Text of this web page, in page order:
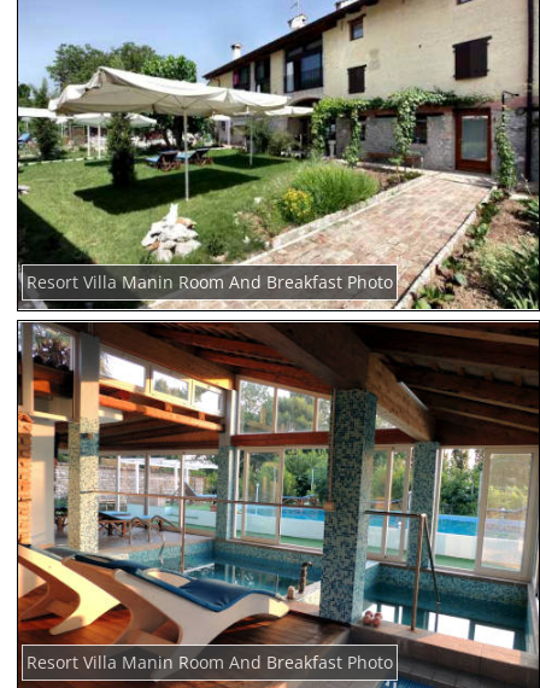
Resort Villa Manin Room And Breakfast Photo
Resort Villa Manin Room And Breakfast Photo